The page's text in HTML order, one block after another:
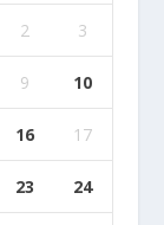
2 3
9 10
16 17
23 24